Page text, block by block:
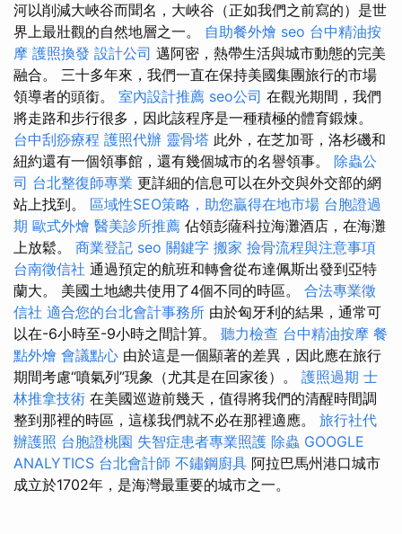
河以削減大峽谷而聞名，大峽谷（正如我們之前寫的）是世
界上最壯觀的自然地層之一。 自助餐外燴 seo 台中精油按
摩 護照換發 設計公司 邁阿密，熱帶生活與城市動態的完美
融合。 三十多年來，我們一直在保持美國集團旅行的市場
領導者的頭銜。 室內設計推薦 seo公司 在觀光期間，我們
將走路和步行很多，因此該程序是一種積極的體育鍛煉。
台中刮痧療程 護照代辦 靈骨塔 此外，在芝加哥，洛杉磯和
紐約還有一個領事館，還有幾個城市的名譽領事。 除蟲公
司 台北整復師專業 更詳細的信息可以在外交與外交部的網
站上找到。 區域性SEO策略，助您贏得在地市場 台胞證過
期 歐式外燴 醫美診所推薦 佔領彭薩科拉海灘酒店，在海灘
上放鬆。 商業登記 seo 關鍵字 搬家 撿骨流程與注意事項
台南徵信社 通過預定的航班和轉會從布達佩斯出發到亞特
蘭大。 美國土地總共使用了4個不同的時區。 合法專業徵
信社 適合您的台北會計事務所 由於匈牙利的結果，通常可
以在-6小時至-9小時之間計算。 聽力檢查 台中精油按摩 餐
點外燴 會議點心 由於這是一個顯著的差異，因此應在旅行
期間考慮“噴氣列”現象（尤其是在回家後）。 護照過期 士
林推拿技術 在美國巡遊前幾天，值得將我們的清醒時間調
整到那裡的時區，這樣我們就不必在那裡適應。 旅行社代
辦護照 台胞證桃園 失智症患者專業照護 除蟲 GOOGLE
ANALYTICS 台北會計師 不鏽鋼廚具 阿拉巴馬州港口城市
成立於1702年，是海灣最重要的城市之一。